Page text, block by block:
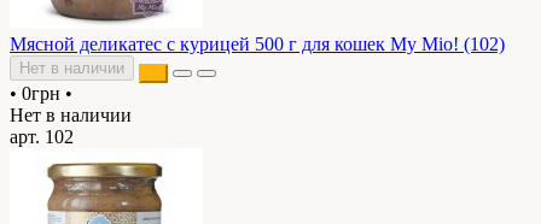
Мясной деликатес с курицей 500 г для кошек My Mio! (102)
Нет в наличии
• 0грн •
Нет в наличии
арт. 102